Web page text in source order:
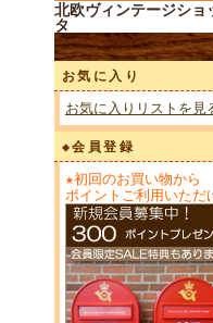
北欧ヴィンテージシ
タ
お気に入り
お気に入りリストを見
◆会員登録
★初回のお買い物から
ポイントご利用いただ